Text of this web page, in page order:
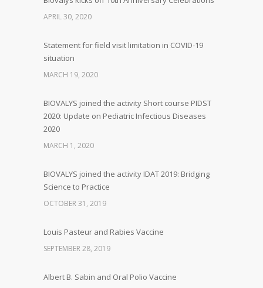
APRIL 30, 2020
Statement for field visit limitation in COVID-19
situation
MARCH 19, 2020
BIOVALYS joined the activity Short course PIDST
2020: Update on Pediatric Infectious Diseases
2020
MARCH 1, 2020
BIOVALYS joined the activity IDAT 2019: Bridging
Science to Practice
OCTOBER 31, 2019
Louis Pasteur and Rabies Vaccine
SEPTEMBER 28, 2019
Albert B. Sabin and Oral Polio Vaccine